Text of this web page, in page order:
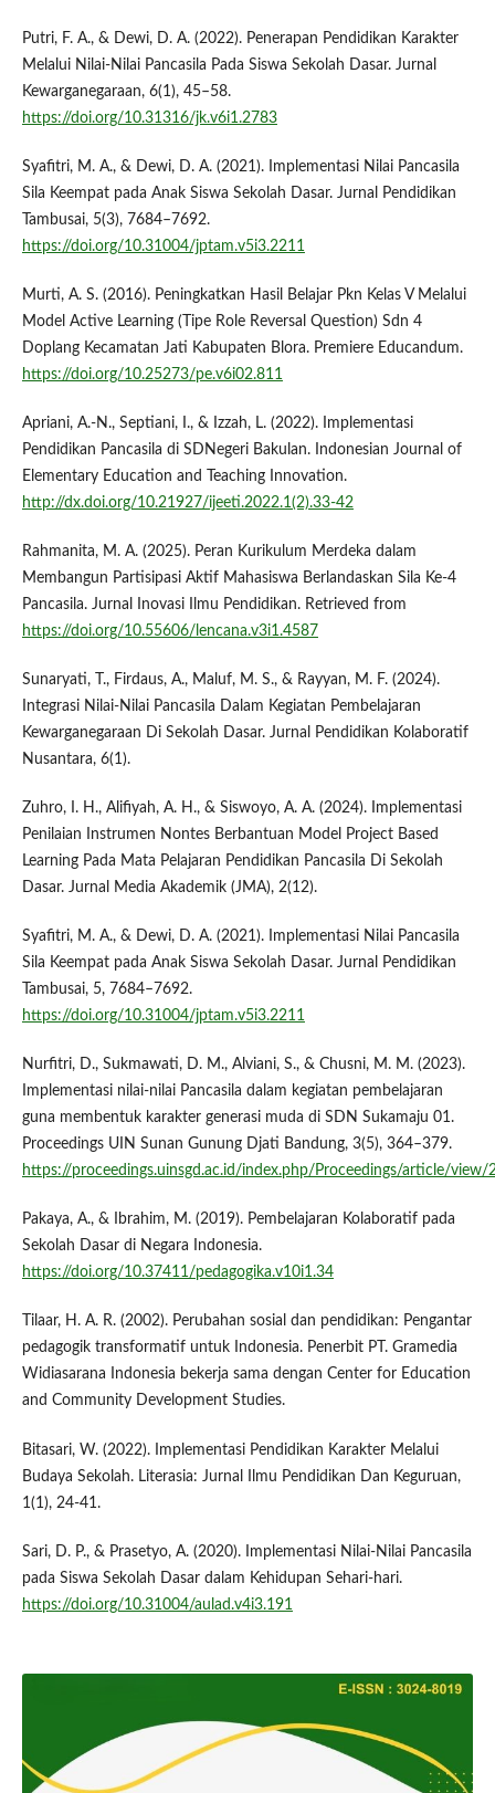
Putri, F. A., & Dewi, D. A. (2022). Penerapan Pendidikan Karakter
Melalui Nilai-Nilai Pancasila Pada Siswa Sekolah Dasar. Jurnal
Kewarganegaraan, 6(1), 45–58.
https://doi.org/10.31316/jk.v6i1.2783
Syafitri, M. A., & Dewi, D. A. (2021). Implementasi Nilai Pancasila
Sila Keempat pada Anak Siswa Sekolah Dasar. Jurnal Pendidikan
Tambusai, 5(3), 7684–7692.
https://doi.org/10.31004/jptam.v5i3.2211
Murti, A. S. (2016). Peningkatkan Hasil Belajar Pkn Kelas V Melalui
Model Active Learning (Tipe Role Reversal Question) Sdn 4
Doplang Kecamatan Jati Kabupaten Blora. Premiere Educandum.
https://doi.org/10.25273/pe.v6i02.811
Apriani, A.-N., Septiani, I., & Izzah, L. (2022). Implementasi
Pendidikan Pancasila di SDNegeri Bakulan. Indonesian Journal of
Elementary Education and Teaching Innovation.
http://dx.doi.org/10.21927/ijeeti.2022.1(2).33-42
Rahmanita, M. A. (2025). Peran Kurikulum Merdeka dalam
Membangun Partisipasi Aktif Mahasiswa Berlandaskan Sila Ke-4
Pancasila. Jurnal Inovasi Ilmu Pendidikan. Retrieved from
https://doi.org/10.55606/lencana.v3i1.4587
Sunaryati, T., Firdaus, A., Maluf, M. S., & Rayyan, M. F. (2024).
Integrasi Nilai-Nilai Pancasila Dalam Kegiatan Pembelajaran
Kewarganegaraan Di Sekolah Dasar. Jurnal Pendidikan Kolaboratif
Nusantara, 6(1).
Zuhro, I. H., Alifiyah, A. H., & Siswoyo, A. A. (2024). Implementasi
Penilaian Instrumen Nontes Berbantuan Model Project Based
Learning Pada Mata Pelajaran Pendidikan Pancasila Di Sekolah
Dasar. Jurnal Media Akademik (JMA), 2(12).
Syafitri, M. A., & Dewi, D. A. (2021). Implementasi Nilai Pancasila
Sila Keempat pada Anak Siswa Sekolah Dasar. Jurnal Pendidikan
Tambusai, 5, 7684–7692.
https://doi.org/10.31004/jptam.v5i3.2211
Nurfitri, D., Sukmawati, D. M., Alviani, S., & Chusni, M. M. (2023).
Implementasi nilai-nilai Pancasila dalam kegiatan pembelajaran
guna membentuk karakter generasi muda di SDN Sukamaju 01.
Proceedings UIN Sunan Gunung Djati Bandung, 3(5), 364–379.
https://proceedings.uinsgd.ac.id/index.php/Proceedings/article/view/
Pakaya, A., & Ibrahim, M. (2019). Pembelajaran Kolaboratif pada
Sekolah Dasar di Negara Indonesia.
https://doi.org/10.37411/pedagogika.v10i1.34
Tilaar, H. A. R. (2002). Perubahan sosial dan pendidikan: Pengantar
pedagogik transformatif untuk Indonesia. Penerbit PT. Gramedia
Widiasarana Indonesia bekerja sama dengan Center for Education
and Community Development Studies.
Bitasari, W. (2022). Implementasi Pendidikan Karakter Melalui
Budaya Sekolah. Literasia: Jurnal Ilmu Pendidikan Dan Keguruan,
1(1), 24-41.
Sari, D. P., & Prasetyo, A. (2020). Implementasi Nilai-Nilai Pancasila
pada Siswa Sekolah Dasar dalam Kehidupan Sehari-hari.
https://doi.org/10.31004/aulad.v4i3.191